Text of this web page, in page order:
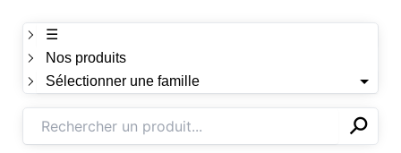
☰
Nos produits
Sélectionner une famille
✕⚲